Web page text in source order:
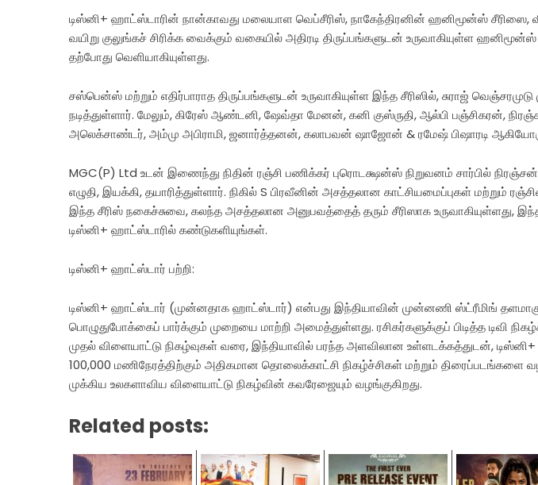
டிஸ்னி+ ஹாட்ஸ்டாரின் நான்காவது மலையாள வெப்சீரிஸ், நாகேந்திரனின் ஹனிமூன்ஸ் சீரிஸை,
வயிறு குலுங்கச் சிரிக்க வைக்கும் வகையில் அதிரடி திருப்பங்களுடன் உருவாகியுள்ள
தற்போது வெளியாகியுள்ளது.
சஸ்பென்ஸ் மற்றும் எதிர்பாராத திருப்பங்களுடன் உருவாகியுள்ள இந்த சீரிஸில், சுராஜ்
நடித்துள்ளார். மேலும், கிரேஸ் ஆண்டனி, ஷேவ்தா மேனன், கனி குஸ்ருதி, ஆல்பி பஞ்சிகரன்,
அலெக்சாண்டர், அம்மு அபிராமி, ஜனார்த்தனன், கலாபவன் ஷாஜோன் & ரமேஷ் பிஷாரடி
MGC(P) Ltd உடன் இணைந்து நிதின் ரஞ்சி பணிக்கர் புரொடக்ஷன்ஸ் நிறுவனம் சார்பில்
எழுதி, இயக்கி, தயாரித்துள்ளார். நிகில் S பிரவீனின் அசத்தலான காட்சியமைப்புகள் மற்றும்
இந்த சீரிஸ் நகைச்சுவை, கலந்த அசத்தலான அனுபவத்தைத் தரும் சீரிஸாக உருவாகியுள்ளது,
டிஸ்னி+ ஹாட்ஸ்டாரில் கண்டுகளியுங்கள்.
டிஸ்னி+ ஹாட்ஸ்டார் பற்றி:
டிஸ்னி+ ஹாட்ஸ்டார் (முன்னதாக ஹாட்ஸ்டார்) என்பது இந்தியாவின் முன்னணி ஸ்ட்ரீமிங்
பொழுதுபோக்கைப் பார்க்கும் முறையை மாற்றி அமைத்துள்ளது. ரசிகர்களுக்குப் பிடித்த டிவி
முதல் விளையாட்டு நிகழ்வுகள் வரை, இந்தியாவில் பரந்த அளவிலான உள்ளடக்கத்துடன்,
100,000 மணிநேரத்திற்கும் அதிகமான தொலைக்காட்சி நிகழ்ச்சிகள் மற்றும் திரைப்படங்களை
முக்கிய உலகளாவிய விளையாட்டு நிகழ்வின் கவரேஜையும் வழங்குகிறது.
Related posts: